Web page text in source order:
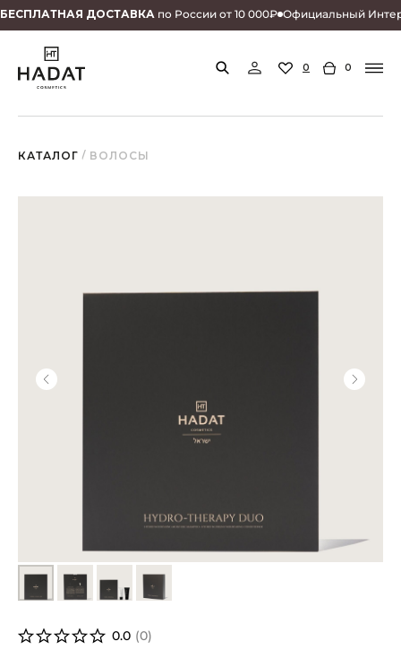
БEСПЛАТНАЯ ДОСТАВКА по России от 10 000₽ Официальный
0
0
/ ВОЛОСЫ
КАТАЛОГ
0.0 (0)